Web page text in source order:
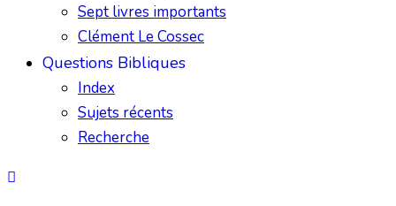
Sept livres importants
Clément Le Cossec
Questions Bibliques
Index
Sujets récents
Recherche